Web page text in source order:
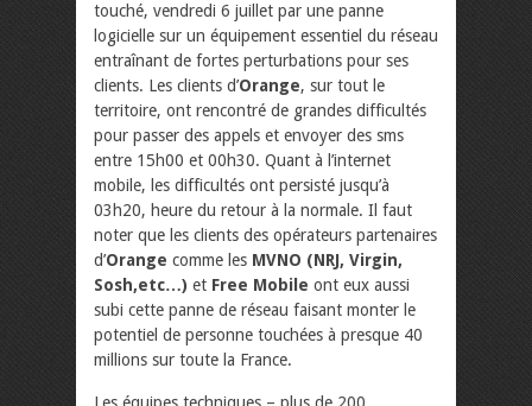
touché, vendredi 6 juillet par une panne
logicielle sur un équipement essentiel du réseau
entraînant de fortes perturbations pour ses
clients. Les clients d’Orange, sur tout le
territoire, ont rencontré de grandes difficultés
pour passer des appels et envoyer des sms
entre 15h00 et 00h30. Quant à l’internet
mobile, les difficultés ont persisté jusqu’à
03h20, heure du retour à la normale. Il faut
noter que les clients des opérateurs partenaires
d’Orange comme les MVNO (NRJ, Virgin,
Sosh,etc…) et Free Mobile ont eux aussi
subi cette panne de réseau faisant monter le
potentiel de personne touchées à presque 40
millions sur toute la France.